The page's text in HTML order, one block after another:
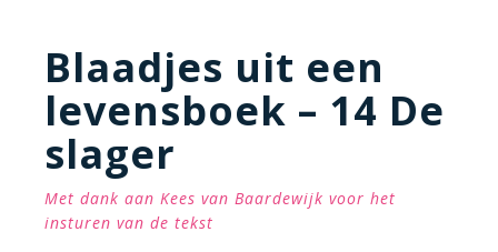
Blaadjes uit een
levensboek – 14 De
slager
Met dank aan Kees van Baardewijk voor het
insturen van de tekst